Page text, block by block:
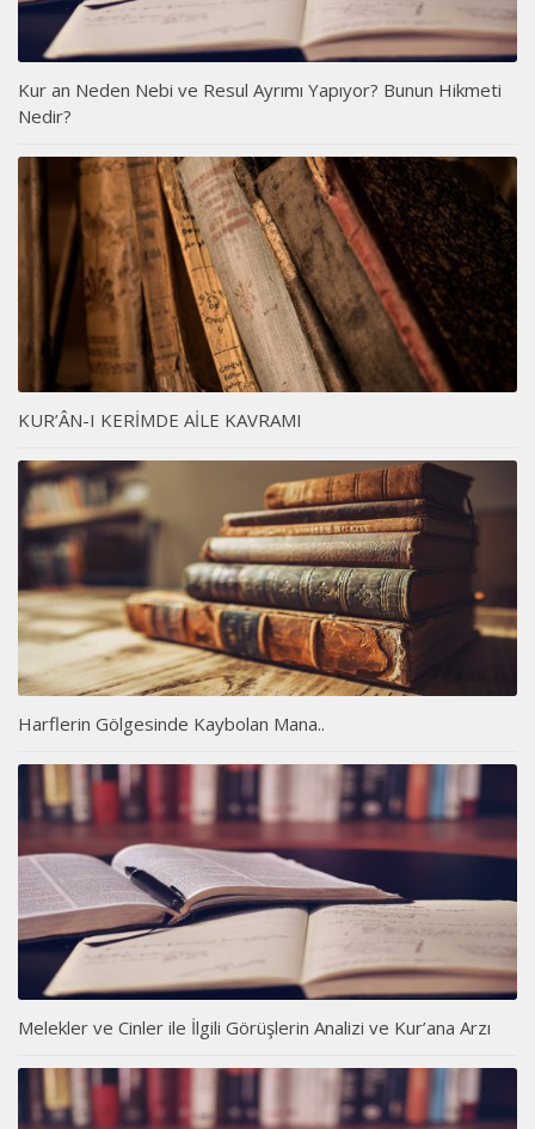
Kur an Neden Nebi ve Resul Ayrımı Yapıyor? Bunun Hikmeti
Nedir?
KUR’ÂN-I KERİMDE AİLE KAVRAMI
Harflerin Gölgesinde Kaybolan Mana..
Melekler ve Cinler ile İlgili Görüşlerin Analizi ve Kur’ana Arzı